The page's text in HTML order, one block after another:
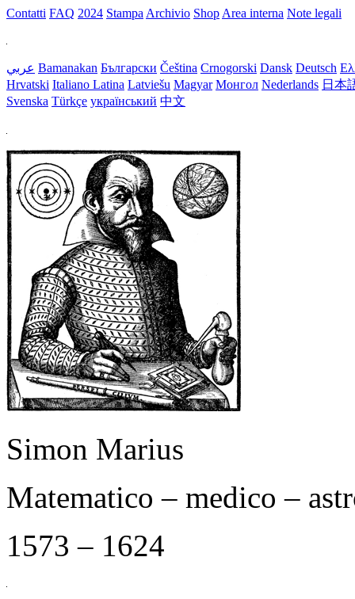
Contatti FAQ 2024 Stampa Archivio Shop Area interna Note legali
عربي Bamanakan Български Čeština Crnogorski Dansk Deutsch
Hrvatski Italiano Latina Latviešu Magyar Монгол Nederlands 日本
Svenska Türkçe український 中文
Simon Marius
Matematico – medico –
1573 – 1624